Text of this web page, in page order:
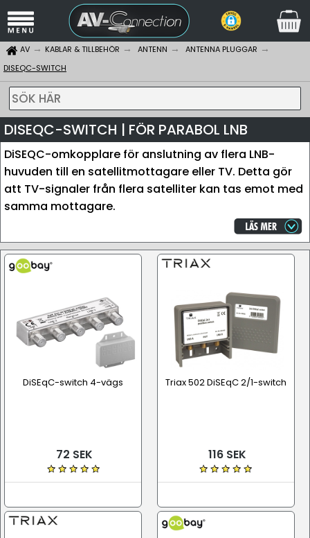
AV KABLAR & TILLBEHÖR ANTENN
ANTENNA PLUGGAR
DISEQC-SWITCH
SÖK HÄR
DISEQC-SWITCH | FÖR PARABOL LNB
DiSEQC-omkopplare för anslutning av flera LNB-
huvuden till en satellitmottagare eller TV. Detta gör
att TV-signaler från flera satelliter kan tas emot med
samma mottagare.
DiSEqC-switch 4-vägs
72 SEK
Triax 502 DiSEqC 2/1-switch
116 SEK